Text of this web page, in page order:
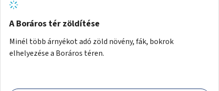
A Boráros tér zöldítése
Minél több árnyékot adó zöld növény, fák, bokrok
elhelyezése a Boráros téren.